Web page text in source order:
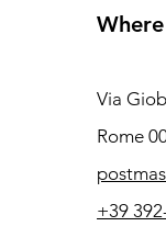
Via
Rome
+39